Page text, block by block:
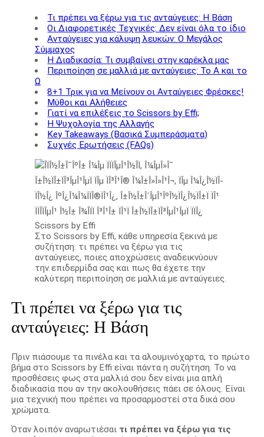
Τι πρέπει να ξέρω για τις ανταύγειες: Η Βάση
Οι Διαφορετικές Τεχνικές: Δεν είναι όλα το ίδιο
Ανταύγειες για κάλυψη λευκών: Ο Μεγάλος
Σύμμαχος
Η Διαδικασία: Τι συμβαίνει στην καρέκλα μας
Περιποίηση σε μαλλιά με ανταύγειες: Το Α και το
Ω
8+1 Τρικ για να Μείνουν οι Ανταύγειες Φρέσκες!
Μύθοι και Αλήθειες
Γιατί να επιλέξεις το Scissors by Effi;
Η Ψυχολογία της Αλλαγής
Key Takeaways (Βασικά Συμπεράσματα)
Συχνές Ερωτήσεις (FAQs)
Στο Scissors by Effi, κάθε υπηρεσία ξεκινά με
συζήτηση: τι πρέπει να ξέρω για τις
ανταύγειες, ποιες αποχρώσεις αναδεικνύουν
την επιδερμίδα σας και πως θα έχετε την
καλύτερη περιποίηση σε μαλλιά με ανταύγειες.
Τι πρέπει να ξέρω για τις
ανταύγειες: Η Βάση
Πριν πιάσουμε τα πινέλα και τα αλουμινόχαρτα, το πρώτο
βήμα στο Scissors by Effi είναι πάντα η συζήτηση. Το να
προσθέσεις φως στα μαλλιά σου δεν είναι μια απλή
διαδικασία που αν την ακολουθήσεις πάει σε όλους. Είναι
μια τεχνική που πρέπει να προσαρμοστεί στα δικά σου
χρώματα.
Όταν λοιπόν αναρωτιέσαι τι πρέπει να ξέρω για τις